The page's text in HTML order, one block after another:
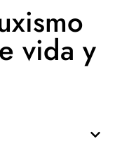
vida y